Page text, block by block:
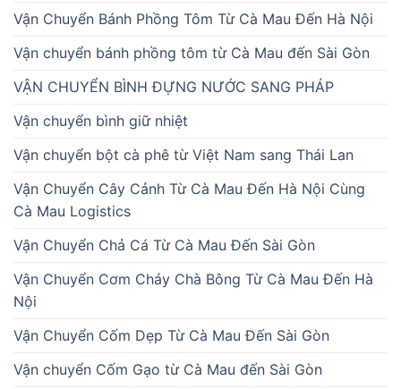
Vận Chuyển Bánh Phồng Tôm Từ Cà Mau Đến Hà Nội
Vận chuyển bánh phồng tôm từ Cà Mau đến Sài Gòn
VẬN CHUYỂN BÌNH ĐỰNG NƯỚC SANG PHÁP
Vận chuyển bình giữ nhiệt
Vận chuyển bột cà phê từ Việt Nam sang Thái Lan
Vận Chuyển Cây Cảnh Từ Cà Mau Đến Hà Nội Cùng
Cà Mau Logistics
Vận Chuyển Chả Cá Từ Cà Mau Đến Sài Gòn
Vận Chuyển Cơm Cháy Chà Bông Từ Cà Mau Đến Hà
Nội
Vận Chuyển Cốm Dẹp Từ Cà Mau Đến Sài Gòn
Vận chuyển Cốm Gạo từ Cà Mau đến Sài Gòn